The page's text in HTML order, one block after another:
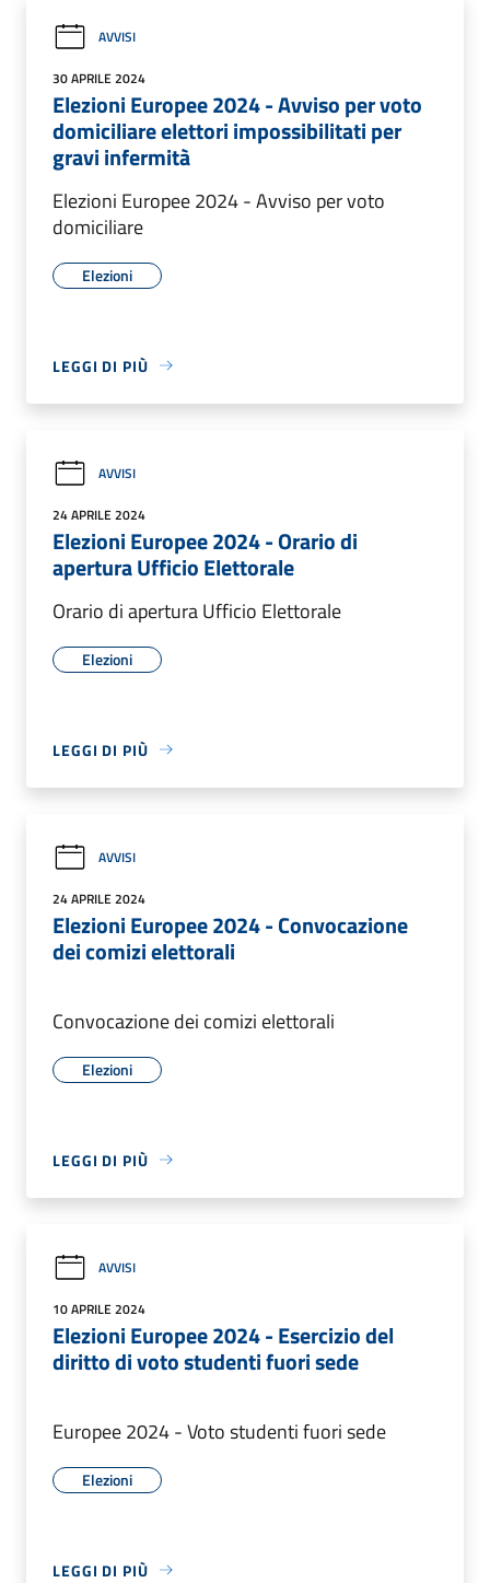
AVVISI
30 APRILE 2024
Elezioni Europee 2024 - Avviso per voto
domiciliare elettori impossibilitati per
gravi infermità
Elezioni Europee 2024 - Avviso per voto
domiciliare
Elezioni
LEGGI DI PIÙ
AVVISI
24 APRILE 2024
Elezioni Europee 2024 - Orario di
apertura Ufficio Elettorale
Orario di apertura Ufficio Elettorale
Elezioni
LEGGI DI PIÙ
AVVISI
24 APRILE 2024
Elezioni Europee 2024 - Convocazione
dei comizi elettorali
Convocazione dei comizi elettorali
Elezioni
LEGGI DI PIÙ
AVVISI
10 APRILE 2024
Elezioni Europee 2024 - Esercizio del
diritto di voto studenti fuori sede
Europee 2024 - Voto studenti fuori sede
Elezioni
LEGGI DI PIÙ